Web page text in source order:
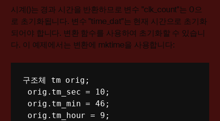
시계()는 경과 시간을 반환하므로 변수 "clk_count"는 0으
로 초기화됩니다. 변수 "time_dat"는 현재 시간으로 초기화
되어야 합니다. 변환 함수를 사용하여 초기화할 수 있습니
다. 이 예제에서는 변환에 mktime을 사용합니다:
구조체 tm orig ;
orig . tm_sec = 10 ;
orig . tm_min = 46 ;
orig . tm_hour = 9 ;